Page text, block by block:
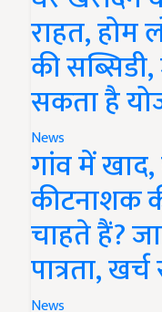
राहत, होम
की
सकता है
News
गांव में
कीटनाशक
चाहते हैं?
पात्रता,
News